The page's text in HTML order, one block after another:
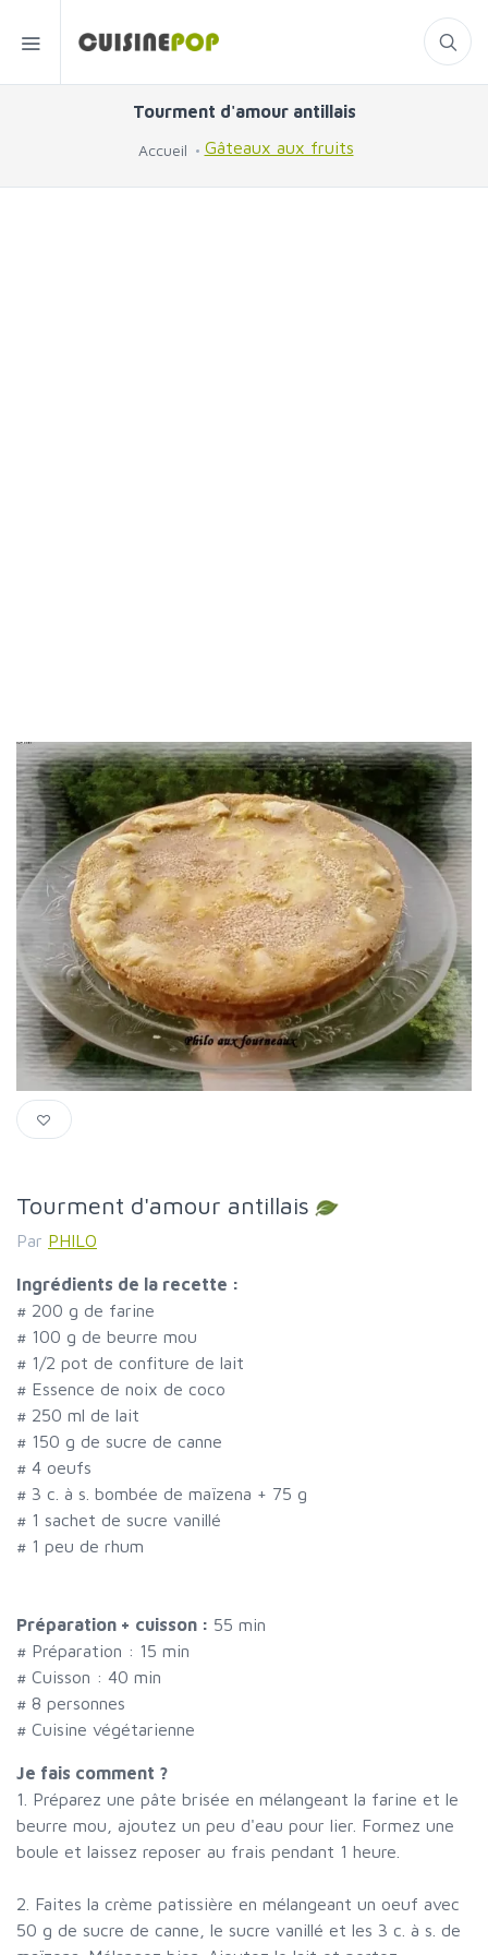
Tourment d'amour antillais
Accueil Gâteaux aux fruits
Tourment d'amour antillais
Par PHILO
Ingrédients de la recette :
# 200 g de farine
# 100 g de beurre mou
# 1/2 pot de confiture de lait
# Essence de noix de coco
# 250 ml de lait
# 150 g de sucre de canne
# 4 oeufs
# 3 c. à s. bombée de maïzena + 75 g
# 1 sachet de sucre vanillé
# 1 peu de rhum
Préparation + cuisson : 55 min
# Préparation : 15 min
# Cuisson : 40 min
# 8 personnes
# Cuisine végétarienne
Je fais comment ?
1. Préparez une pâte brisée en mélangeant la farine et le
beurre mou, ajoutez un peu d'eau pour lier. Formez une
boule et laissez reposer au frais pendant 1 heure.
2. Faites la crème patissière en mélangeant un oeuf avec
50 g de sucre de canne, le sucre vanillé et les 3 c. à s. de